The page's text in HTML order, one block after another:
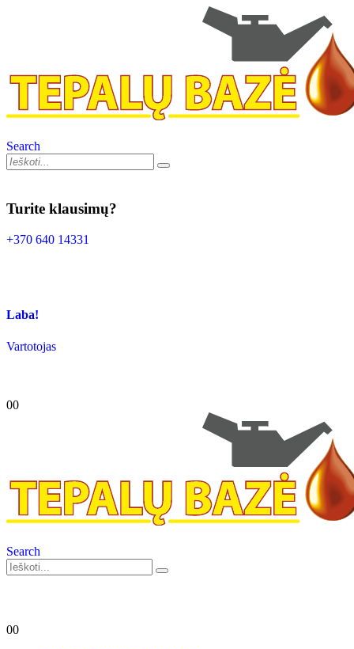
Search
Turite klausimų?
+370 640 14331
Laba!
Vartotojas
00
Search
00